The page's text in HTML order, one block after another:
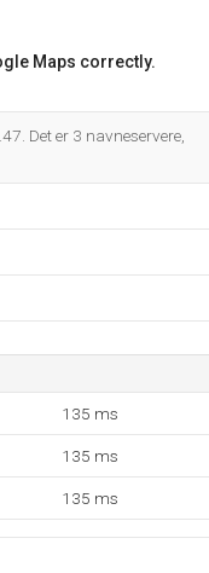
Maps correctly.
Det er 3 navneservere,
135 ms
135 ms
135 ms